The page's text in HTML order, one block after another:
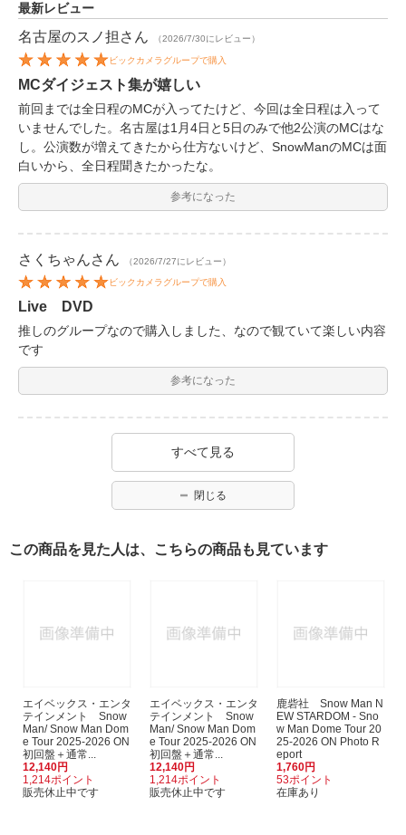
最新レビュー
名古屋のスノ担 さん （2026/7/30にレビュー）
ビックカメラグループで購入
MCダイジェスト集が嬉しい
前回までは全日程のMCが入ってたけど、今回は全日程は入って
いませんでした。名古屋は1月4日と5日のみで他2公演のMCはな
し。公演数が増えてきたから仕方ないけど、SnowManのMCは面
白いから、全日程聞きたかったな。
参考になった
さくちゃんさん （2026/7/27にレビュー）
ビックカメラグループで購入
Live DVD
推しのグループなので購入しました、なので観ていて楽しい内容
です
参考になった
すべて見る
閉じる
この商品を見た人は、こちらの商品も見ています
エイベックス・エンタ
テインメント Snow
Man/ Snow Man Dom
e Tour 2025-2026 ON
初回盤＋通常...
12,140円
1,214ポイント
販売休止中です
エイベックス・エンタ
テインメント Snow
Man/ Snow Man Dom
e Tour 2025-2026 ON
初回盤＋通常...
12,140円
1,214ポイント
販売休止中です
鹿砦社 Snow Man N
EW STARDOM - Sno
w Man Dome Tour 20
25-2026 ON Photo R
eport
1,760円
53ポイント
在庫あり